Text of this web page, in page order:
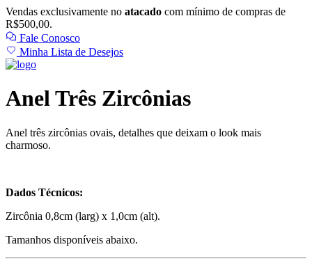
Vendas exclusivamente no atacado com mínimo de compras de
R$500,00.
Fale Conosco
Minha Lista de Desejos
Anel Três Zircônias
Anel três zircônias ovais, detalhes que deixam o look mais
charmoso.
Dados Técnicos:
Zircônia 0,8cm (larg) x 1,0cm (alt).
Tamanhos disponíveis abaixo.